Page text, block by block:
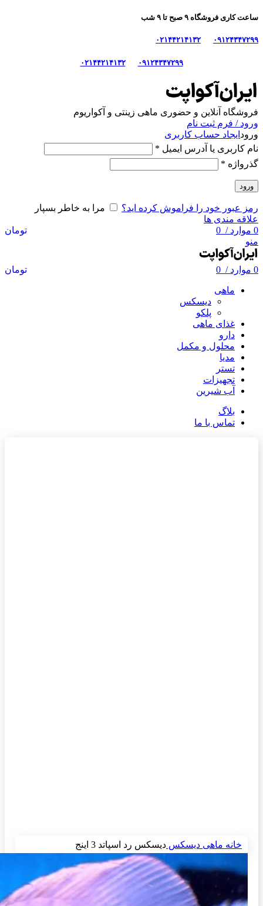
ساعت کاری فروشگاه ۹ صبح تا ۹ شب
۰۹۱۲۴۳۴۷۲۹۹ ۰۲۱۴۴۲۱۴۱۳۲
۰۹۱۲۴۳۴۷۲۹۹ ۰۲۱۴۴۲۱۴۱۳۲
فروشگاه آنلاین و حضوری ماهی‌ زینتی و آکواریوم
ورود / فرم ثبت نام
ورود ایجاد حساب کاربری
نام کاربری یا آدرس ایمیل *
گذرواژه *
ورود
رمز عبور خود را فراموش کرده اید؟
مرا به خاطر بسپار
علاقه مندی ها
0 موارد / تومان
منو
0 موارد / تومان
ماهی
دیسکس
پلکو
غذای ماهی
دارو
محلول و مکمل
مدیا
تستر
تجهیزات
آب شیرین
بلاگ
تماس با ما
خانه ماهی دیسکس دیسکس رد اسپاتد 3 اینج